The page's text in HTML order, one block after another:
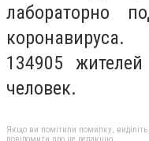
лабораторно
134905
человек.
Якщо ви помітили помилку, виділіть